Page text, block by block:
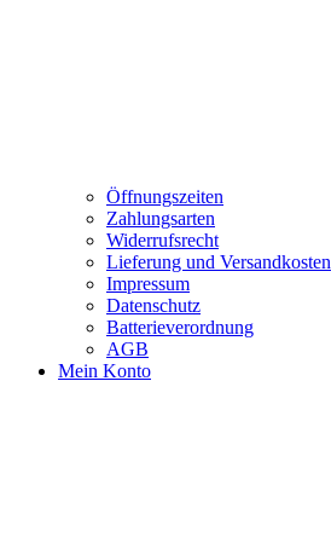
Öffnungszeiten
Zahlungsarten
Widerrufsrecht
Lieferung und Versandkosten
Impressum
Datenschutz
Batterieverordnung
AGB
Mein Konto